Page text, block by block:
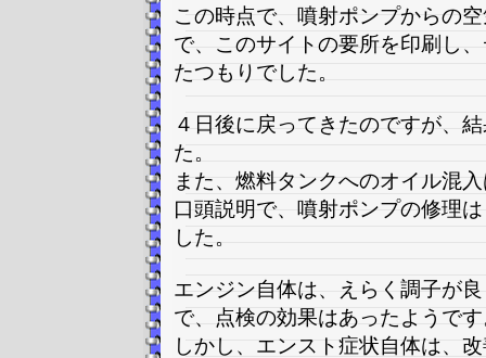
この時点で、噴射ポンプからの
で、このサイトの要所を印刷し
たつもりでした。
４日後に戻ってきたのですが、
た。
また、燃料タンクへのオイル混
口頭説明で、噴射ポンプの修理
した。
エンジン自体は、えらく調子が
で、点検の効果はあったようで
しかし、エンスト症状自体は、